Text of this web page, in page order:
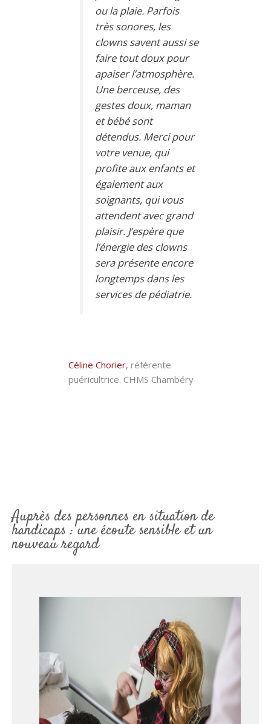
ou la plaie. Parfois
très sonores, les
clowns savent aussi se
faire tout doux pour
apaiser l’atmosphère.
Une berceuse, des
gestes doux, maman
et bébé sont
détendus. Merci pour
votre venue, qui
profite aux enfants et
également aux
soignants, qui vous
attendent avec grand
plaisir. J’espère que
l’énergie des clowns
sera présente encore
longtemps dans les
services de pédiatrie.
Céline Chorier, référente
puéricultrice. CHMS Chambéry
Auprès des personnes en situation de
handicaps : une écoute sensible et un
nouveau regard